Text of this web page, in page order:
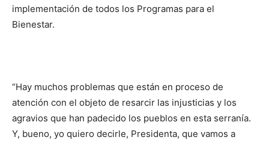
implementación de todos los Programas para el
Bienestar.
“Hay muchos problemas que están en proceso de
atención con el objeto de resarcir las injusticias y los
agravios que han padecido los pueblos en esta serranía.
Y, bueno, yo quiero decirle, Presidenta, que vamos a